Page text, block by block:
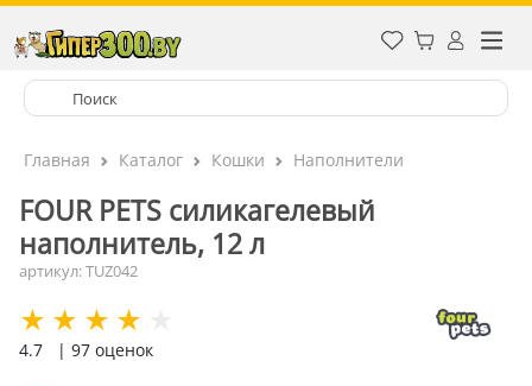
Главная Каталог Кошки Наполнители
FOUR PETS силикагелевый
наполнитель, 12 л
артикул: TUZ042
4.7 | 97 оценок